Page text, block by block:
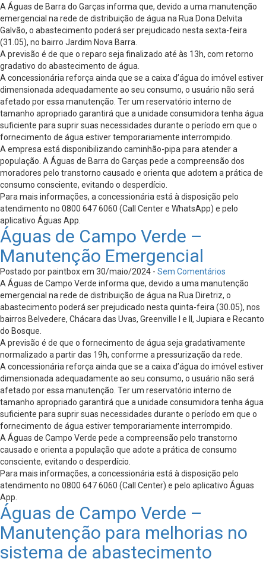
A Águas de Barra do Garças informa que, devido a uma manutenção
emergencial na rede de distribuição de água na Rua Dona Delvita
Galvão, o abastecimento poderá ser prejudicado nesta sexta-feira
(31.05), no bairro Jardim Nova Barra.
A previsão é de que o reparo seja finalizado até às 13h, com retorno
gradativo do abastecimento de água.
A concessionária reforça ainda que se a caixa d’água do imóvel estiver
dimensionada adequadamente ao seu consumo, o usuário não será
afetado por essa manutenção. Ter um reservatório interno de
tamanho apropriado garantirá que a unidade consumidora tenha água
suficiente para suprir suas necessidades durante o período em que o
fornecimento de água estiver temporariamente interrompido.
A empresa está disponibilizando caminhão-pipa para atender a
população. A Águas de Barra do Garças pede a compreensão dos
moradores pelo transtorno causado e orienta que adotem a prática de
consumo consciente, evitando o desperdício.
Para mais informações, a concessionária está à disposição pelo
atendimento no 0800 647 6060 (Call Center e WhatsApp) e pelo
aplicativo Águas App.
Águas de Campo Verde –
Manutenção Emergencial
Postado por paintbox em 30/maio/2024 - Sem Comentários
A Águas de Campo Verde informa que, devido a uma manutenção
emergencial na rede de distribuição de água na Rua Diretriz, o
abastecimento poderá ser prejudicado nesta quinta-feira (30.05), nos
bairros Belvedere, Chácara das Uvas, Greenville I e II, Jupiara e Recanto
do Bosque.
A previsão é de que o fornecimento de água seja gradativamente
normalizado a partir das 19h, conforme a pressurização da rede.
A concessionária reforça ainda que se a caixa d’água do imóvel estiver
dimensionada adequadamente ao seu consumo, o usuário não será
afetado por essa manutenção. Ter um reservatório interno de
tamanho apropriado garantirá que a unidade consumidora tenha água
suficiente para suprir suas necessidades durante o período em que o
fornecimento de água estiver temporariamente interrompido.
A Águas de Campo Verde pede a compreensão pelo transtorno
causado e orienta a população que adote a prática de consumo
consciente, evitando o desperdício.
Para mais informações, a concessionária está à disposição pelo
atendimento no 0800 647 6060 (Call Center) e pelo aplicativo Águas
App.
Águas de Campo Verde –
Manutenção para melhorias no
sistema de abastecimento